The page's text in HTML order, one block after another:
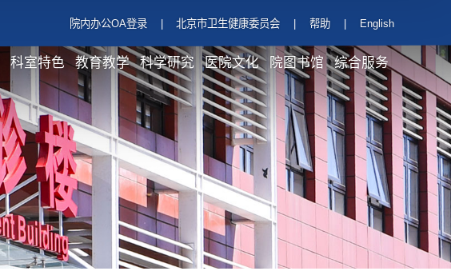
院内办公OA登录 北京市卫生健康委员会 帮助 English
科室特色 教育教学 科学研究 医院文化 院图书馆 综合服务